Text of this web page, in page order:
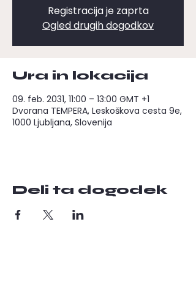
Registracija je zaprta
Ogled drugih dogodkov
Ura in lokacija
09. feb. 2031, 11:00 – 13:00 GMT +1
Dvorana TEMPERA, Leskoškova cesta 9e,
1000 Ljubljana, Slovenija
Deli ta dogodek